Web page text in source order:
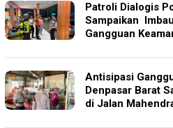
Patroli Dialogis
Sampaikan
Gangguan
Antisipasi
Denpasar Barat
di Jalan